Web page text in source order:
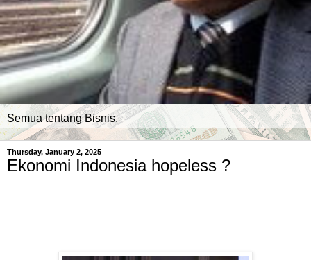
Semua tentang Bisnis.
Thursday, January 2, 2025
Ekonomi Indonesia hopeless ?